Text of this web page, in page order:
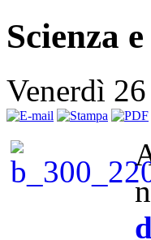
Scienza
Venerdì